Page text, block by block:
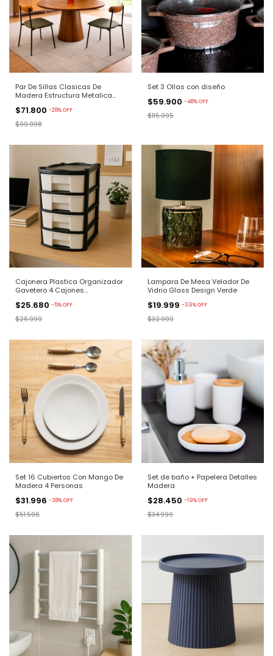
Par De Sillas Clasicas De
Madera Estructura Metalica
$71.800 -28%OFF
$99.998
Set 3 Ollas con diseño
$59.900 -48%OFF
$115.095
Cajonera Plastica Organizador
Gavetero 4 Cajones
$25.680 -5%OFF
$26.999
Lampara De Mesa Velador De
Vidrio Glass Design Verde
$19.999 -39%OFF
$32.999
Set 16 Cubiertos Con Mango De
Madera 4 Personas
$31.996 -38%OFF
$51.596
Set de baño + Papelera Detalles
Madera
$28.450 -19%OFF
$34.999